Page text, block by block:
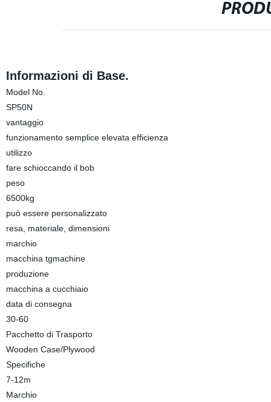
Informazioni di Base.
Model No.
SP50N
vantaggio
funzionamento semplice elevata efficienza
utilizzo
fare schioccando il bob
peso
6500kg
può essere personalizzato
resa, materiale, dimensioni
marchio
macchina tgmachine
produzione
macchina a cucchiaio
data di consegna
30-60
Pacchetto di Trasporto
Wooden Case/Plywood
Specifiche
7-12m
Marchio